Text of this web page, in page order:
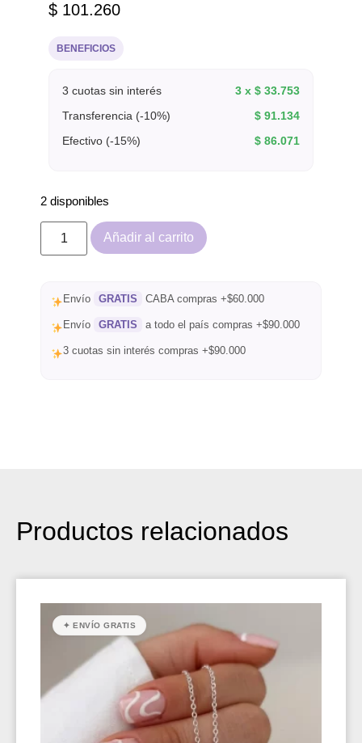
$ 101.260
BENEFICIOS
3 cuotas sin interés 3 x $ 33.753
Transferencia (-10%)
$ 91.134
Efectivo (-15%)
$ 86.071
2 disponibles
Añadir al carrito
Envío GRATIS CABA compras +$60.000
Envío GRATIS a todo el país compras +$90.000
3 cuotas sin interés compras +$90.000
Productos relacionados
✦ ENVÍO GRATIS